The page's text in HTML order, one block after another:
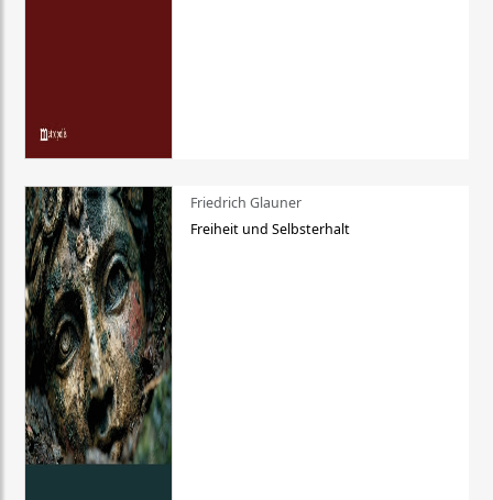
Friedrich Glauner
Freiheit und Selbsterhalt